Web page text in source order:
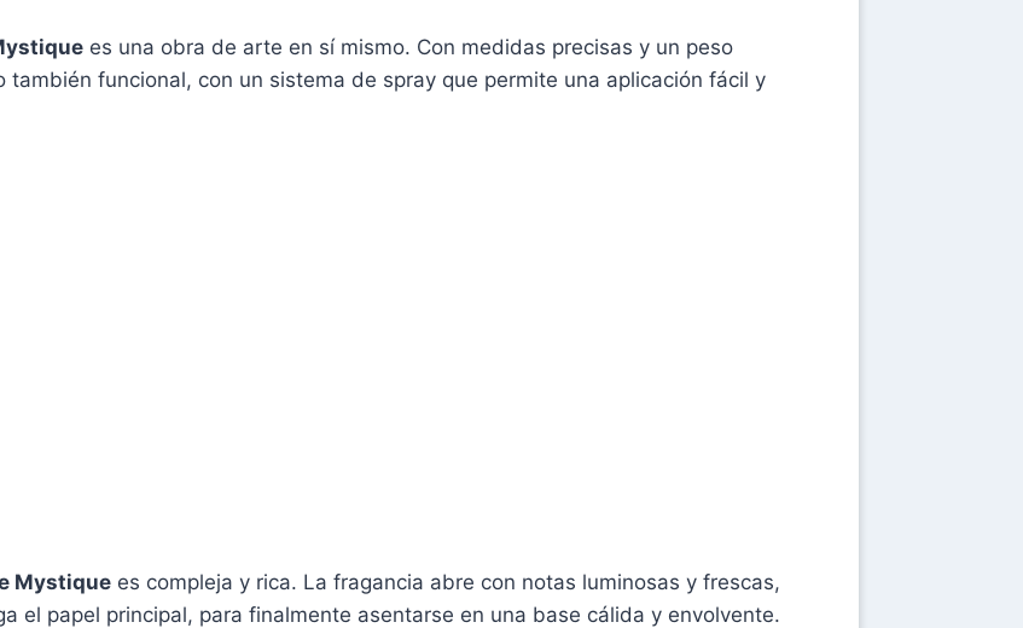
es una obra de arte en sí mismo. Con medidas precisas y un peso
funcional, con un sistema de spray que permite una aplicación fácil y
Mystique es compleja y rica. La fragancia abre con notas luminosas y frescas,
el papel principal, para finalmente asentarse en una base cálida y envolvente.